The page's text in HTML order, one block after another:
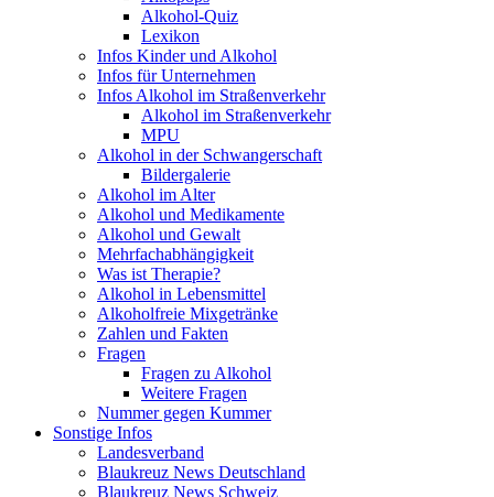
Alkohol-Quiz
Lexikon
Infos Kinder und Alkohol
Infos für Unternehmen
Infos Alkohol im Straßenverkehr
Alkohol im Straßenverkehr
MPU
Alkohol in der Schwangerschaft
Bildergalerie
Alkohol im Alter
Alkohol und Medikamente
Alkohol und Gewalt
Mehrfachabhängigkeit
Was ist Therapie?
Alkohol in Lebensmittel
Alkoholfreie Mixgetränke
Zahlen und Fakten
Fragen
Fragen zu Alkohol
Weitere Fragen
Nummer gegen Kummer
Sonstige Infos
Landesverband
Blaukreuz News Deutschland
Blaukreuz News Schweiz